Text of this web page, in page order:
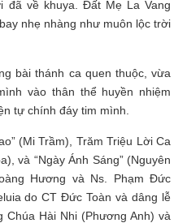
đã về khuya. Đất Mẹ La Vang
nhẹ nhàng như muôn lộc trời
bài thánh ca quen thuộc, vừa
vào thân thể huyền nhiệm
tự chính đáy tim mình.
(Mi Trầm), Trăm Triệu Lời Ca
và “Ngày Ánh Sáng” (Nguyên
Hương và Ns. Phạm Đức
do CT Đức Toàn và dâng lễ
Hài Nhi (Phương Anh) và